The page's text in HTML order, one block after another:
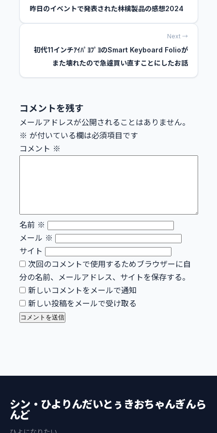
昨日のイベントで発表された林檎製品の感想2024
Next →
初代11インチｱｲﾊﾟﾖﾌﾟﾖのSmart Keyboard Folioが
また壊れたので急遽買い直すことにしたお話
コメントを残す
メールアドレスが公開されることはありません。
※ が付いている欄は必須項目です
コメント ※
名前 ※
メール ※
サイト
次回のコメントで使用するためブラウザーに自
分の名前、メールアドレス、サイトを保存する。
新しいコメントをメールで通知
新しい投稿をメールで受け取る
シン・ひよりんだいとぅきおちゃんぎんら
んど